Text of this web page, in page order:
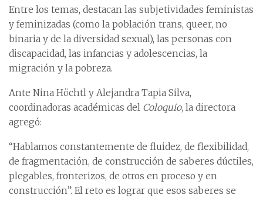
Entre los temas, destacan las subjetividades feministas
y feminizadas (como la población trans, queer, no
binaria y de la diversidad sexual), las personas con
discapacidad, las infancias y adolescencias, la
migración y la pobreza.
Ante Nina Höchtl y Alejandra Tapia Silva,
coordinadoras académicas del Coloquio, la directora
agregó:
“Hablamos constantemente de fluidez, de flexibilidad,
de fragmentación, de construcción de saberes dúctiles,
plegables, fronterizos, de otros en proceso y en
construcción”. El reto es lograr que esos saberes se